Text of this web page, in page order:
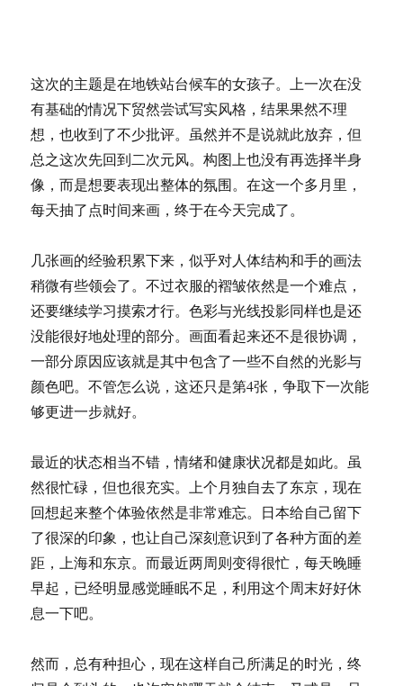
这次的主题是在地铁站台候车的女孩子。上一次在没
有基础的情况下贸然尝试写实风格，结果果然不理
想，也收到了不少批评。虽然并不是说就此放弃，但
总之这次先回到二次元风。构图上也没有再选择半身
像，而是想要表现出整体的氛围。在这一个多月里，
每天抽了点时间来画，终于在今天完成了。
几张画的经验积累下来，似乎对人体结构和手的画法
稍微有些领会了。不过衣服的褶皱依然是一个难点，
还要继续学习摸索才行。色彩与光线投影同样也是还
没能很好地处理的部分。画面看起来还不是很协调，
一部分原因应该就是其中包含了一些不自然的光影与
颜色吧。不管怎么说，这还只是第4张，争取下一次能
够更进一步就好。
最近的状态相当不错，情绪和健康状况都是如此。虽
然很忙碌，但也很充实。上个月独自去了东京，现在
回想起来整个体验依然是非常难忘。日本给自己留下
了很深的印象，也让自己深刻意识到了各种方面的差
距，上海和东京。而最近两周则变得很忙，每天晚睡
早起，已经明显感觉睡眠不足，利用这个周末好好休
息一下吧。
然而，总有种担心，现在这样自己所满足的时光，终